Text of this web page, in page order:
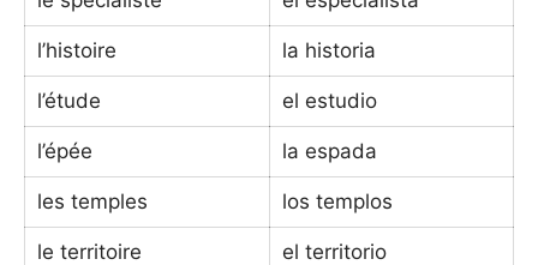
l’histoire la historia
l’étude el estudio
l’épée la espada
les temples los templos
le territoire el territorio